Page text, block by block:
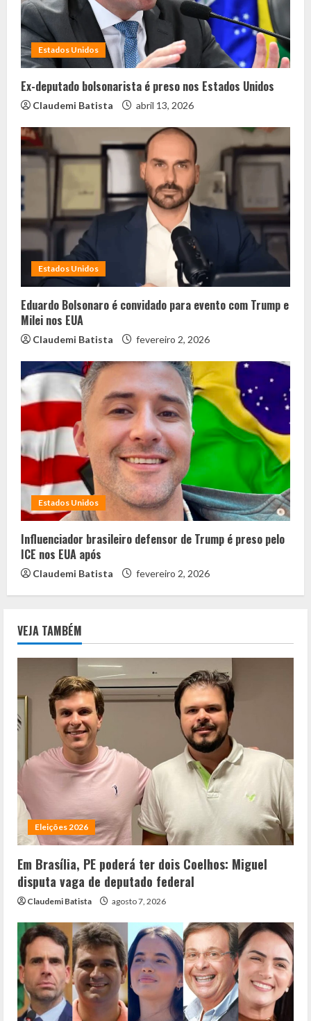
Estados Unidos
Ex-deputado bolsonarista é preso nos Estados Unidos
Claudemi Batista abril 13, 2026
Estados Unidos
Eduardo Bolsonaro é convidado para evento com Trump e
Milei nos EUA
Claudemi Batista fevereiro 2, 2026
Estados Unidos
Influenciador brasileiro defensor de Trump é preso pelo
ICE nos EUA após
Claudemi Batista fevereiro 2, 2026
VEJA TAMBÉM
Eleições 2026
Em Brasília, PE poderá ter dois Coelhos: Miguel
disputa vaga de deputado federal
Claudemi Batista agosto 7, 2026